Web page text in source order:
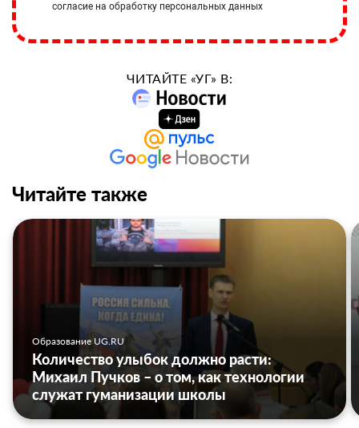
согласие на обработку персональных данных
ЧИТАЙТЕ «УГ» В:
Читайте также
Образование UG.RU
Количество улыбок должно расти:
Михаил Пучков – о том, как технологии
служат гуманизации школы